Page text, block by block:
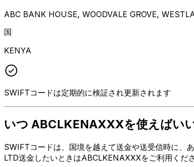
ABC BANK HOUSE, WOODVALE GROVE,
国
KENYA
SWIFTコードは定期的に検証され更新されます
いつ ABCLKENAXXXを使えばい
SWIFTコードは、国境を越えて送金や送受信時に、
LTD送金したいときはABCLKENAXXXをご利用くだ